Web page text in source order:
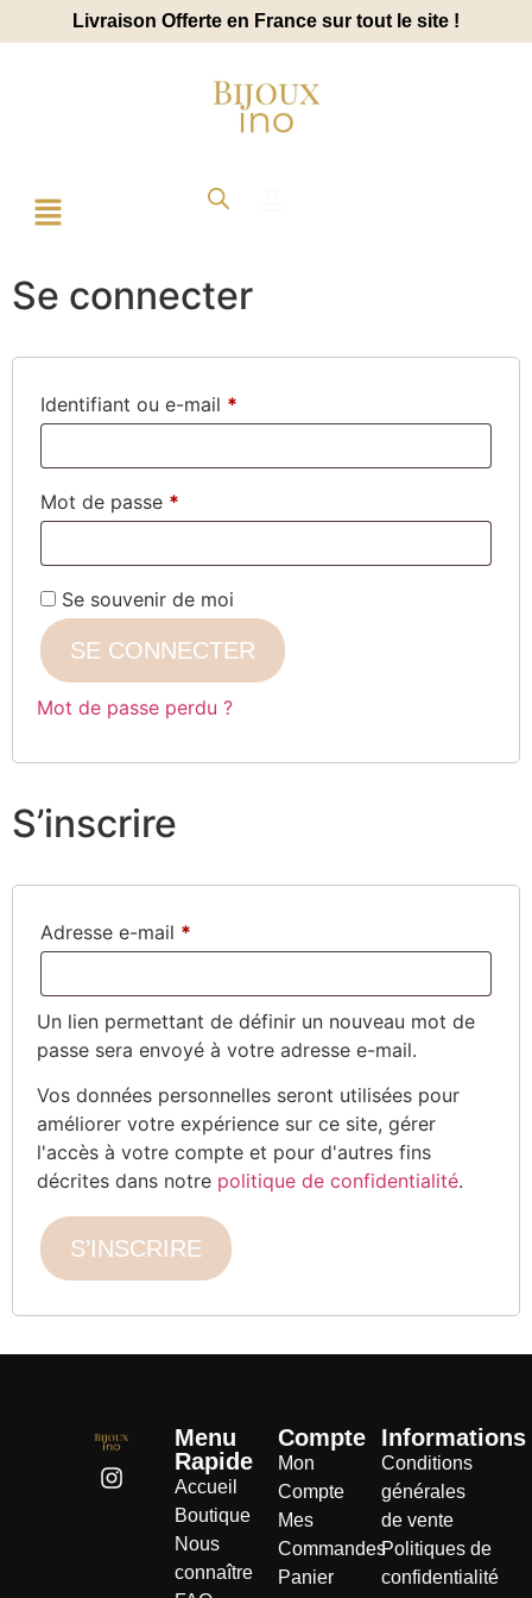
Livraison Offerte en France sur tout le site !
Se connecter
Identifiant ou e-mail *
Mot de passe *
Se souvenir de moi
SE CONNECTER
Mot de passe perdu ?
S’inscrire
Adresse e-mail *
Un lien permettant de définir un nouveau mot de
passe sera envoyé à votre adresse e-mail.
Vos données personnelles seront utilisées pour
améliorer votre expérience sur ce site, gérer
l'accès à votre compte et pour d'autres fins
décrites dans notre politique de confidentialité.
S’INSCRIRE
Menu
Rapide
Accueil
Boutique
Nous
connaître
Compte
Mon
Compte
Mes
Commandes
Panier
Informations
Conditions
générales
de vente
Politiques de
confidentialité